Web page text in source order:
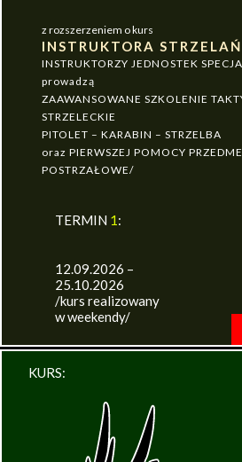
z rozszerzeniem o kurs
INSTRUKTORA
INSTRUKTORZY JEDNOSTEK
prowadzą
ZAAWANSOWANE SZKOLENIE
STRZELECKIE
PITOLET – KARABIN – STRZELBA
oraz PIERWSZEJ POMOCY
POSTRZAŁOWE/
TERMIN 1:
12.09.2026 –
25.10.2026
/kurs realizowany
w weekendy/
KURS: